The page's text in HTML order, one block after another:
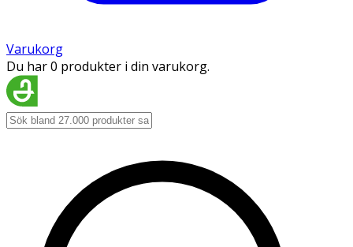
Varukorg
Du har 0 produkter i din varukorg.